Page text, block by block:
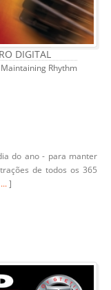
DIGITAL
Rhythm
do ano - para manter
de todos os 365
...]